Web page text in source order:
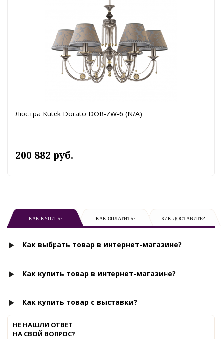
Люстра Kutek Dorato DOR-ZW-6 (N/A)
200 882 руб.
КАК КУПИТЬ? КАК ОПЛАТИТЬ? КАК ДОСТАВИТЕ?
Как выбрать товар в интернет-магазине?
Как купить товар в интернет-магазине?
Как купить товар с выставки?
НЕ НАШЛИ ОТВЕТ
НА СВОЙ ВОПРОС?